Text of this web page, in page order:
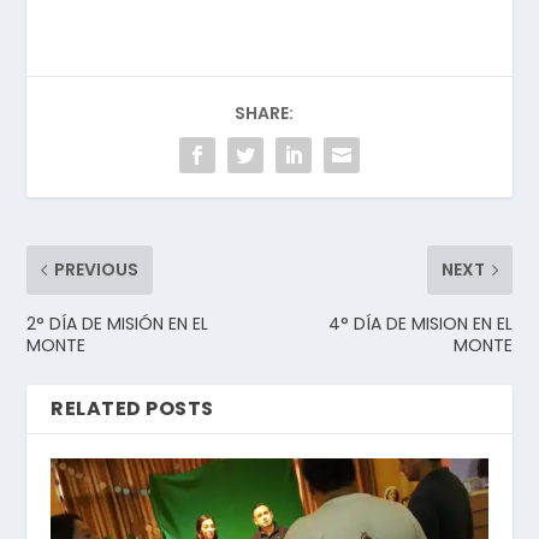
SHARE:
PREVIOUS
2° DÍA DE MISIÓN EN EL
MONTE
NEXT
4° DÍA DE MISION EN EL
MONTE
RELATED POSTS